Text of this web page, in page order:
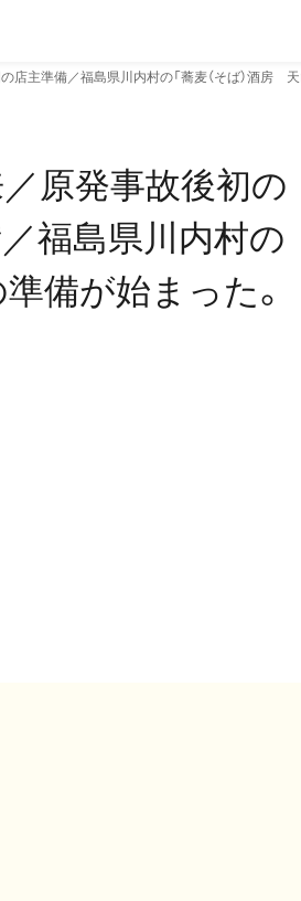
主準備／福島県川内村の「蕎麦（そば）酒房
原発事故後初の
福島県川内村の
備が始まった。